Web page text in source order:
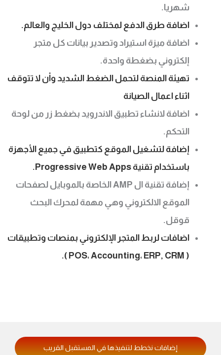
شهريا.
اضافة طرق الدفع لمختلف دول الخليج والعالم.
اضافة ميزة استيراد وتصدير بيانات كل متجر
إلكتروني بضغطة واحدة.
تهيئة المنصة لتحمل الضغط الشديد وأن لا تتوقف
اثناء اعمال الصيانة
اضافة لانشاء تطبيق الاندرويد بضغط زر من لوحة
التحكم.
إضافة لتشغيل الموقع كتطبيق في جميع الأجهزة
باستخدام تقنية Progressive Web Apps.
إضافة تقنية ال AMP الخاصة بالموبايل لصفحات
الموقع الالكتروني وهي مهمة لمحرك البحث
قوقل.
اضافات لربط المتجر الإلكتروني بمنصات وتطبيقات
( POS، Accounting، ERP, CRM ).
إضافات نخطط لتنفيذها في المستقبل القريب